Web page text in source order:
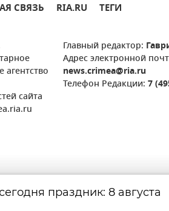
СВЯЗЬ RIA.RU ТЕГИ
сайта
Главный редактор:
Адрес электронной
news.crimea@ria.ru
Телефон Редакции: 7
праздник: 8 августа